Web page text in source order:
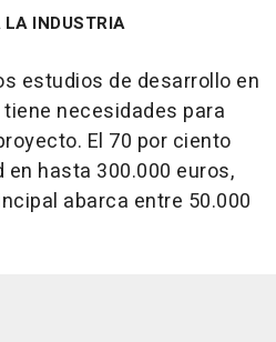
INDUSTRIA
estudios de desarrollo en
necesidades para
El 70 por ciento
hasta 300.000 euros,
abarca entre 50.000